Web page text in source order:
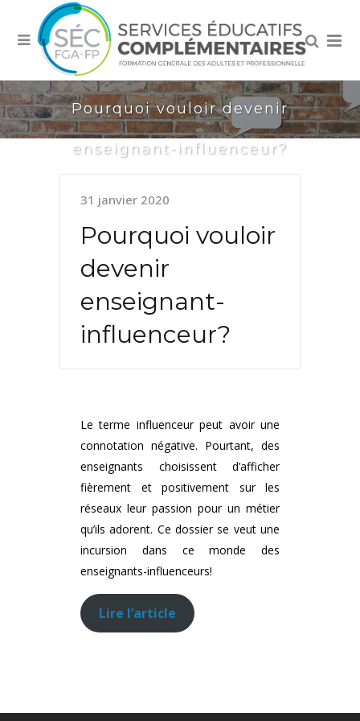
Pourquoi vouloir devenir
enseignant-influenceur?
31 janvier 2020
Pourquoi vouloir
devenir
enseignant-
influenceur?
Le terme influenceur peut avoir une
connotation négative. Pourtant, des
enseignants choisissent d’afficher
fièrement et positivement sur les
réseaux leur passion pour un métier
qu’ils adorent. Ce dossier se veut une
incursion dans ce monde des
enseignants-influenceurs!
Lire l’article